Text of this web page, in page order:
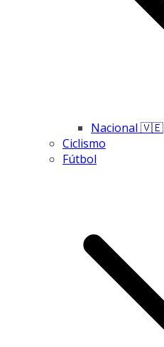
Nacional 🇻🇪
Ciclismo
Fútbol